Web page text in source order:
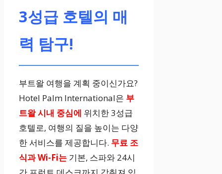
3성급 호텔의 매
력 탐구!
부트왈 여행을 계획 중이신가요?
Hotel Palm International은 부
트왈 시내 중심에 위치한 3성급
호텔로, 여행의 질을 높이는 다양
한 서비스를 제공합니다. 무료 조
식과 Wi-Fi는 기본, 스파와 24시